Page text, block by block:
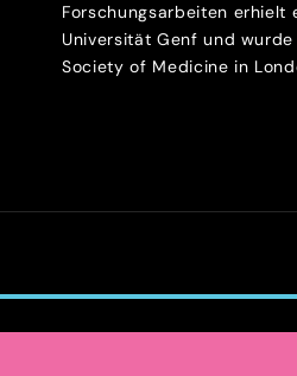
Forschungsarbeiten erhielt
Universität Genf und
Society of Medicine in